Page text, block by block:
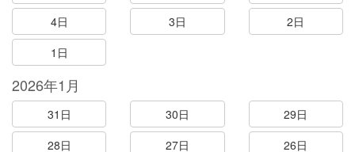
4日
3日
2日
1日
2026年1月
31日 30日
29日
28日
27日 26日